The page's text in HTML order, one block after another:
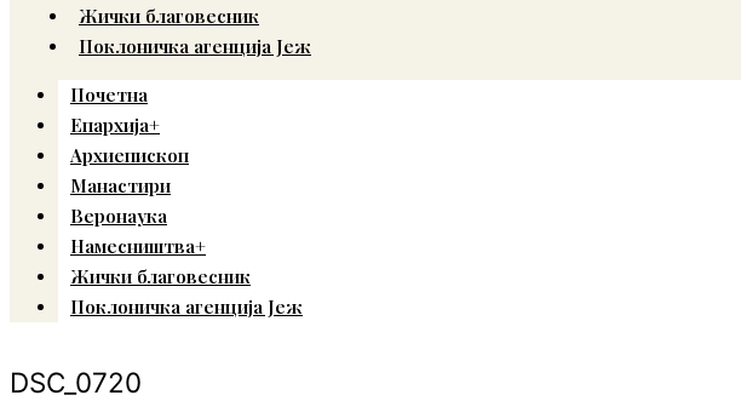
Жички благовесник
Поклоничка агенција Јеж
Почетна
Епархија+
Архиепископ
Манастири
Веронаука
Намесништва+
Жички благовесник
Поклоничка агенција Јеж
DSC_0720